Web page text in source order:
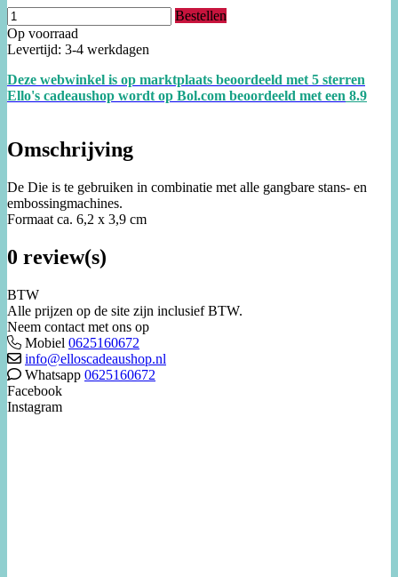
Bestellen
Op voorraad
Levertijd: 3-4 werkdagen
Deze webwinkel is op marktplaats beoordeeld met 5 sterren
Ello's cadeaushop wordt op Bol.com beoordeeld met een 8.9
Omschrijving
De Die is te gebruiken in combinatie met alle gangbare stans- en
embossingmachines.
Formaat ca. 6,2 x 3,9 cm
0 review(s)
BTW
Alle prijzen op de site zijn inclusief BTW.
Neem contact met ons op
Mobiel 0625160672
info@elloscadeaushop.nl
Whatsapp 0625160672
Facebook
Instagram